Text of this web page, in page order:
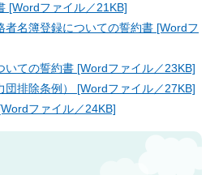
[Wordファイル／21KB]
者名簿登録についての誓約書 [Wordフ
いての誓約書 [Wordファイル／23KB]
団排除条例） [Wordファイル／27KB]
ファイル／24KB]